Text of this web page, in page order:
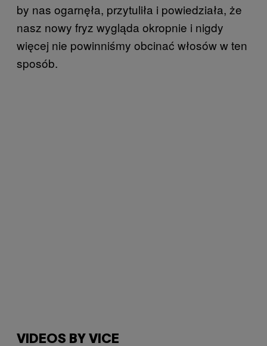
by nas ogarnęła, przytuliła i powiedziała, że
nasz nowy fryz wygląda okropnie i nigdy
więcej nie powinniśmy obcinać włosów w ten
sposób.
VIDEOS BY VICE